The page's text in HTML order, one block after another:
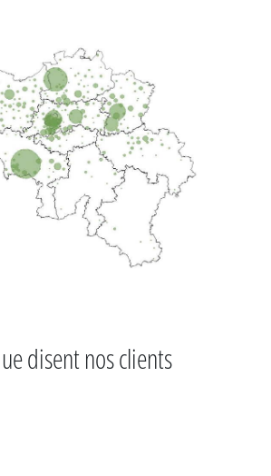
disent nos clients